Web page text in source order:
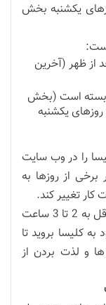
یکشنبه بخش
صبح تا 4:30 بعد از ظهر (آخرین
بسته است (بخش
یکشنبه
را در وب سایت
از روزها به
تغییر کند.
برای بازدید کامل از کلیسای سنت پاول حداقل به 2 تا 3 ساعت
به کلیسا بروید تا
و لذت بردن از